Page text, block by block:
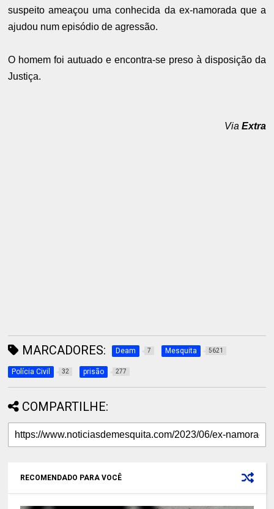
suspeito ameaçou uma conhecida da ex-namorada que a
ajudou num episódio de agressão.
O homem foi autuado e encontra-se preso à disposição da
Justiça.
Via Extra
MARCADORES: Deam 7 Mesquita 5621
Polícia Civil 32 prisão 277
COMPARTILHE:
RECOMENDADO PARA VOCÊ